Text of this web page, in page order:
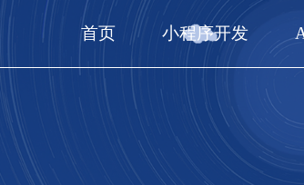
首页 小程序开发